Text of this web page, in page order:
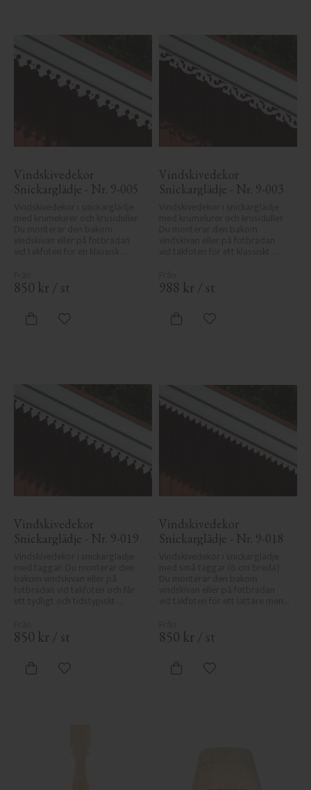
Vindskivedekor
Snickarglädje - Nr. 9-005
850 kr / st
Lägg till i favoriter
Vindskivedekor
Snickarglädje - Nr. 9-003
988 kr / st
Lägg till i favoriter
Vindskivedekor
Snickarglädje - Nr. 9-019
850 kr / st
Lägg till i favoriter
Vindskivedekor
Snickarglädje - Nr. 9-018
850 kr / st
Lägg till i favoriter